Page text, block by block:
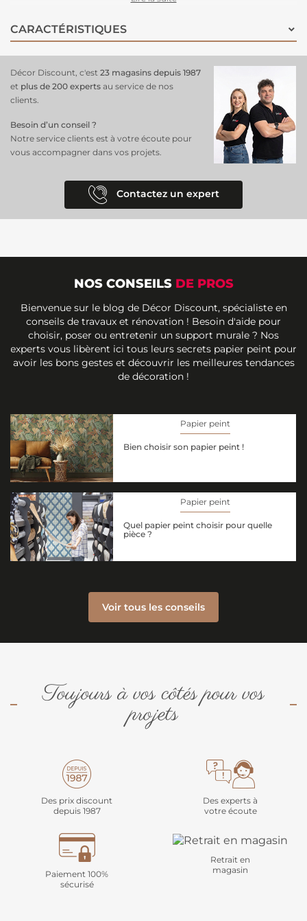
installation simple et efficace, préparez le mur en le nettoyant et le
lissant, appliquez la colle directement, puis posez les lés du papier
CARACTÉRISTIQUES
Décor Discount, c'est 23 magasins depuis 1987
et plus de 200 experts au service de nos
clients.
Besoin d’un conseil ?
Notre service clients est à votre écoute pour
vous accompagner dans vos projets.
Contactez un expert
NOS CONSEILS DE PROS
Bienvenue sur le blog de Décor Discount, spécialiste en
conseils de travaux et rénovation ! Besoin d'aide pour
choisir, poser ou entretenir un support murale ? Nos
experts vous libèrent ici tous leurs secrets papier peint pour
avoir les bons gestes et découvrir les meilleures tendances
de décoration !
Papier peint
Bien choisir son papier peint !
Papier peint
Quel papier peint choisir pour quelle
pièce ?
Voir tous les conseils
Toujours à vos côtés pour vos
projets
Des prix discount
depuis 1987
Des experts à
votre écoute
Paiement 100%
sécurisé
Retrait en
magasin